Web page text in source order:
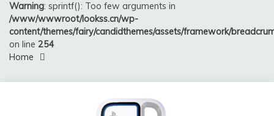
Warning: sprintf(): Too few arguments in
/www/wwwroot/lookss.cn/wp-
content/themes/fairy/candidthemes/assets/framework/
on line 254
Home